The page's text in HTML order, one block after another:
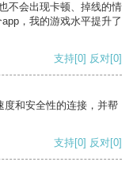
不会出现卡顿、掉线的情
，我的游戏水平提升了
支持[0] 反对[0]
度和安全性的连接，并帮
支持[0] 反对[0]